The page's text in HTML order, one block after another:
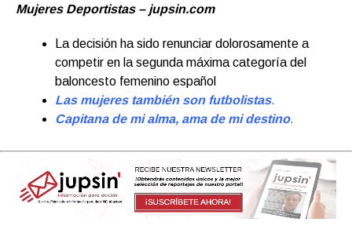
Mujeres Deportistas – jupsin.com
La decisión ha sido renunciar dolorosamente a
competir en la segunda máxima categoría del
baloncesto femenino español
Las mujeres también son futbolistas.
Capitana de mi alma, ama de mi destino.